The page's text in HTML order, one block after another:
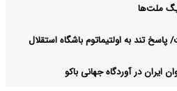
ملت‌ها
تند به اولتیماتوم باشگاه استقلال
ایران در آوردگاه جهانی باکو